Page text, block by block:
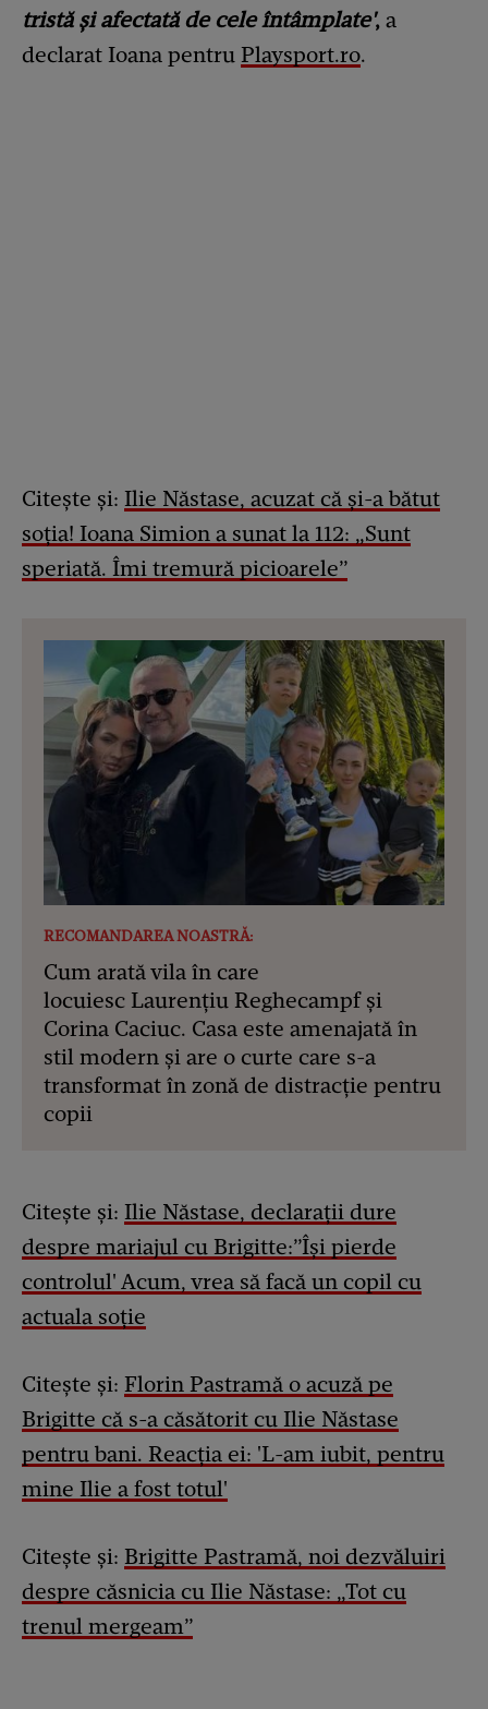
tristă și afectată de cele întâmplate', a
declarat Ioana pentru Playsport.ro.
Citește și: Ilie Năstase, acuzat că și-a bătut
soția! Ioana Simion a sunat la 112: „Sunt
speriată. Îmi tremură picioarele”
RECOMANDAREA NOASTRĂ:
Cum arată vila în care
locuiesc Laurențiu Reghecampf și
Corina Caciuc. Casa este amenajată în
stil modern și are o curte care s-a
transformat în zonă de distracție pentru
copii
Citește și: Ilie Năstase, declarații dure
despre mariajul cu Brigitte:”Își pierde
controlul' Acum, vrea să facă un copil cu
actuala soție
Citește și: Florin Pastramă o acuză pe
Brigitte că s-a căsătorit cu Ilie Năstase
pentru bani. Reacția ei: 'L-am iubit, pentru
mine Ilie a fost totul'
Citește și: Brigitte Pastramă, noi dezvăluiri
despre căsnicia cu Ilie Năstase: „Tot cu
trenul mergeam”